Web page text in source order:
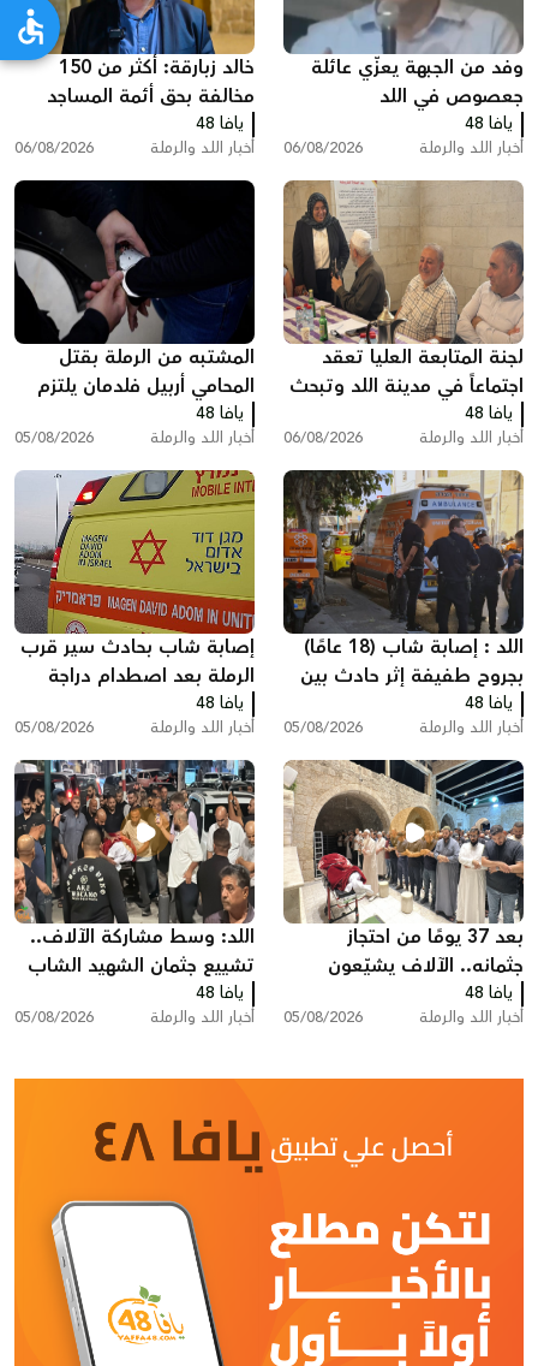
وفد من الجبهة يعزّي عائلة
جعصوص في اللد
يافا 48
أخبار اللد والرملة 06/08/2026
خالد زبارقة: أكثر من 150
مخالفة بحق أئمة المساجد
بسبب رفع الأذان في اللد
يافا 48
أخبار اللد والرملة 06/08/2026
لجنة المتابعة العليا تعقد
اجتماعاً في مدينة اللد وتبحث
ملفات الجريمة والعنف
يافا 48
أخبار اللد والرملة 06/08/2026
المشتبه من الرملة بقتل
المحامي أربيل فلدمان يلتزم
الصمت في التحقيق ويقول:
"أنا مريض نفسيًا"
يافا 48
أخبار اللد والرملة 05/08/2026
اللد : إصابة شاب (18 عامًا)
بجروح طفيفة إثر حادث بين
مركبة وشاحنة سحب
يافا 48
أخبار اللد والرملة 05/08/2026
إصابة شاب بحادث سير قرب
الرملة بعد اصطدام دراجة
نارية بسيارة
يافا 48
أخبار اللد والرملة 05/08/2026
بعد 37 يومًا من احتجاز
جثمانه.. الآلاف يشيّعون
المغدور سامي أحمد
جعصوص في اللد
يافا 48
أخبار اللد والرملة 05/08/2026
اللد: وسط مشاركة الآلاف..
تشييع جثمان الشهيد الشاب
سامي جعصوص
يافا 48
أخبار اللد والرملة 05/08/2026